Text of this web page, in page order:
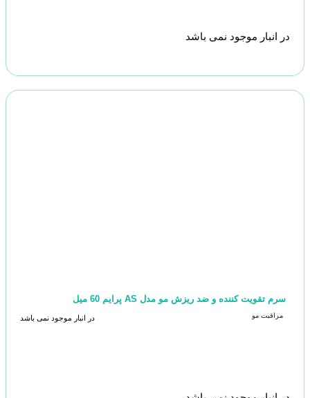
در انبار موجود نمی باشد
سرم تقویت کننده و ضد ریزش مو مدل AS پرایم 60 میل
مراقبت مو در انبار موجود نمی باشد